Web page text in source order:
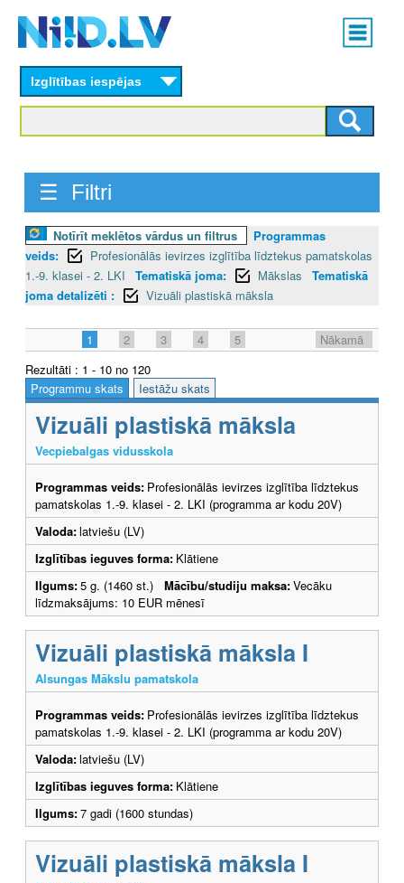
content
Main
menu
Izglītības iespējas
☰ Filtri
Notīrīt meklētos vārdus un filtrus
Programmas
veids:
Profesionālās ievirzes izglītība līdztekus pamatskolas
1.-9. klasei - 2. LKI
Tematiskā joma: Mākslas
Tematiskā
joma detalizēti :
Vizuāli plastiskā māksla
1 2 3 4 5
Nākamā
Rezultāti : 1 - 10 no 120
Programmu skats
Iestāžu skats
Vizuāli plastiskā māksla
Vecpiebalgas vidusskola
Programmas veids: Profesionālās ievirzes izglītība līdztekus
pamatskolas 1.-9. klasei - 2. LKI (programma ar kodu 20V)
Valoda:latviešu (LV)
Izglītības ieguves forma: Klātiene
Ilgums:5 g. (1460 st.) Mācību/studiju maksa:Vecāku
līdzmaksājums: 10 EUR mēnesī
Vizuāli plastiskā māksla I
Alsungas Mākslu pamatskola
Programmas veids: Profesionālās ievirzes izglītība līdztekus
pamatskolas 1.-9. klasei - 2. LKI (programma ar kodu 20V)
Valoda:latviešu (LV)
Izglītības ieguves forma: Klātiene
Ilgums:7 gadi (1600 stundas)
Vizuāli plastiskā māksla I